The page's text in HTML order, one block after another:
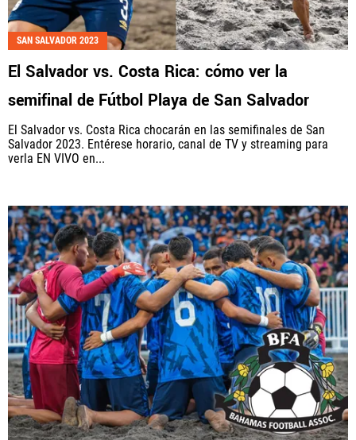
SAN SALVADOR 2023
El Salvador vs. Costa Rica: cómo ver la
semifinal de Fútbol Playa de San Salvador
El Salvador vs. Costa Rica chocarán en las semifinales de San
Salvador 2023. Entérese horario, canal de TV y streaming para
verla EN VIVO en...